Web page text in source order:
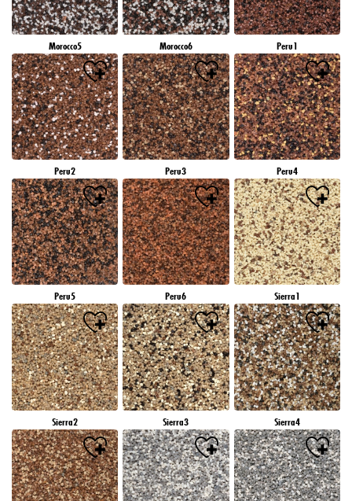
Morocco5 Morocco6 Peru1
Peru2 Peru3 Peru4
Peru5 Peru6 Sierra1
Sierra2 Sierra3 Sierra4